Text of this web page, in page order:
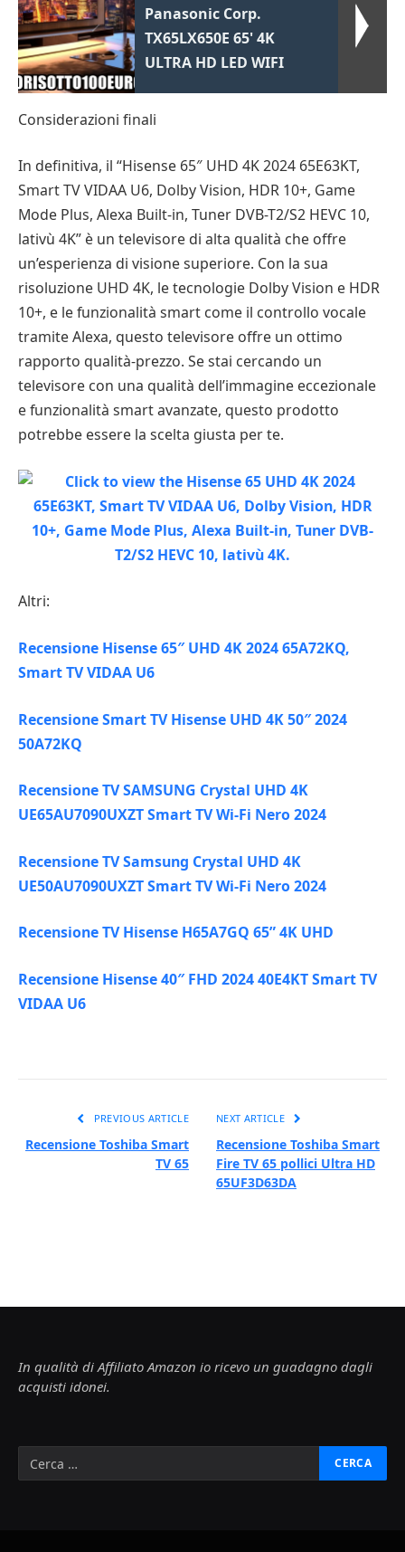
Panasonic Corp.
TX65LX650E 65' 4K
ULTRA HD LED WIFI
Considerazioni finali
In definitiva, il “Hisense 65″ UHD 4K 2024 65E63KT,
Smart TV VIDAA U6, Dolby Vision, HDR 10+, Game
Mode Plus, Alexa Built-in, Tuner DVB-T2/S2 HEVC 10,
lativù 4K” è un televisore di alta qualità che offre
un’esperienza di visione superiore. Con la sua
risoluzione UHD 4K, le tecnologie Dolby Vision e HDR
10+, e le funzionalità smart come il controllo vocale
tramite Alexa, questo televisore offre un ottimo
rapporto qualità-prezzo. Se stai cercando un
televisore con una qualità dell’immagine eccezionale
e funzionalità smart avanzate, questo prodotto
potrebbe essere la scelta giusta per te.
Altri:
Recensione Hisense 65″ UHD 4K 2024 65A72KQ,
Smart TV VIDAA U6
Recensione Smart TV Hisense UHD 4K 50″ 2024
50A72KQ
Recensione TV SAMSUNG Crystal UHD 4K
UE65AU7090UXZT Smart TV Wi-Fi Nero 2024
Recensione TV Samsung Crystal UHD 4K
UE50AU7090UXZT Smart TV Wi-Fi Nero 2024
Recensione TV Hisense H65A7GQ 65” 4K UHD
Recensione Hisense 40″ FHD 2024 40E4KT Smart TV
VIDAA U6
PREVIOUS ARTICLE
Recensione Toshiba Smart
TV 65
NEXT ARTICLE
Recensione Toshiba Smart
Fire TV 65 pollici Ultra HD
65UF3D63DA
In qualità di Affiliato Amazon io ricevo un guadagno dagli
acquisti idonei.